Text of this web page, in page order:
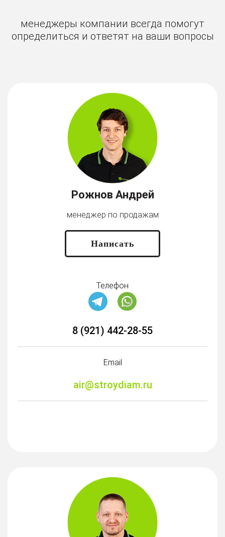
менеджеры компании всегда помогут
определиться и ответят на ваши вопросы
Рожнов Андрей
менеджер по продажам
Написать
Телефон
8 (921) 442-28-55
Email
air@stroydiam.ru